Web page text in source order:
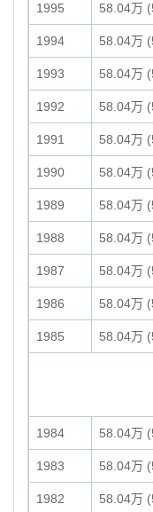
1995 58.04万
1994 58.04万
1993 58.04万
1992 58.04万
1991 58.04万
1990 58.04万
1989 58.04万
1988 58.04万
1987 58.04万
1986 58.04万
1985 58.04万
1984 58.04万
1983 58.04万
1982 58.04万